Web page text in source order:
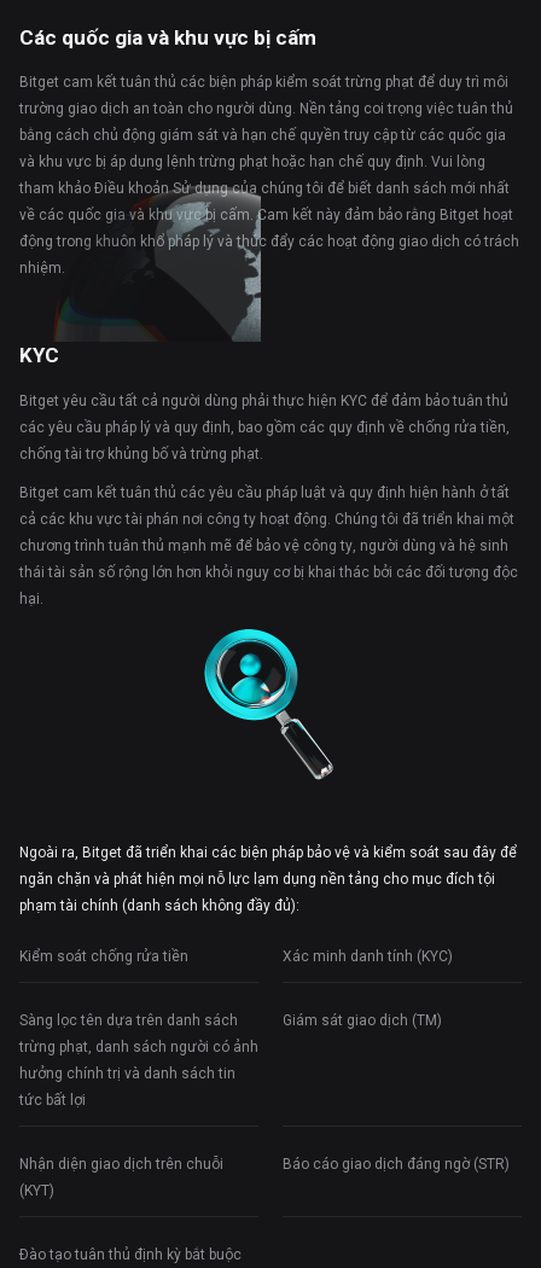
Các quốc gia và khu vực bị cấm
Bitget cam kết tuân thủ các biện pháp kiểm soát trừng phạt để duy trì môi
trường giao dịch an toàn cho người dùng. Nền tảng coi trọng việc tuân thủ
bằng cách chủ động giám sát và hạn chế quyền truy cập từ các quốc gia
và khu vực bị áp dụng lệnh trừng phạt hoặc hạn chế quy định. Vui lòng
tham khảo Điều khoản Sử dụng của chúng tôi để biết danh sách mới nhất
về các quốc gia và khu vực bị cấm. Cam kết này đảm bảo rằng Bitget hoạt
động trong khuôn khổ pháp lý và thúc đẩy các hoạt động giao dịch có trách
nhiệm.
KYC
Bitget yêu cầu tất cả người dùng phải thực hiện KYC để đảm bảo tuân thủ
các yêu cầu pháp lý và quy định, bao gồm các quy định về chống rửa tiền,
chống tài trợ khủng bố và trừng phạt.
Bitget cam kết tuân thủ các yêu cầu pháp luật và quy định hiện hành ở tất
cả các khu vực tài phán nơi công ty hoạt động. Chúng tôi đã triển khai một
chương trình tuân thủ mạnh mẽ để bảo vệ công ty, người dùng và hệ sinh
thái tài sản số rộng lớn hơn khỏi nguy cơ bị khai thác bởi các đối tượng độc
hại.
Ngoài ra, Bitget đã triển khai các biện pháp bảo vệ và kiểm soát sau đây để
ngăn chặn và phát hiện mọi nỗ lực lạm dụng nền tảng cho mục đích tội
phạm tài chính (danh sách không đầy đủ):
Kiểm soát chống rửa tiền Xác minh danh tính (KYC)
Sàng lọc tên dựa trên danh sách
trừng phạt, danh sách người có ảnh
hưởng chính trị và danh sách tin
tức bất lợi
Giám sát giao dịch (TM)
Nhận diện giao dịch trên chuỗi
(KYT)
Báo cáo giao dịch đáng ngờ (STR)
Đào tạo tuân thủ định kỳ bắt buộc